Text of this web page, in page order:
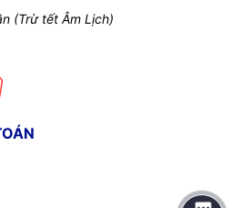
(Trừ tết Âm Lịch)